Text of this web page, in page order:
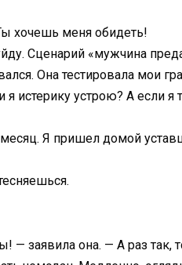
хочешь меня обидеть!
Сценарий «мужчина
Она тестировала мои
истерику устрою? А если я
Я пришел домой
заявила она. — А раз так,